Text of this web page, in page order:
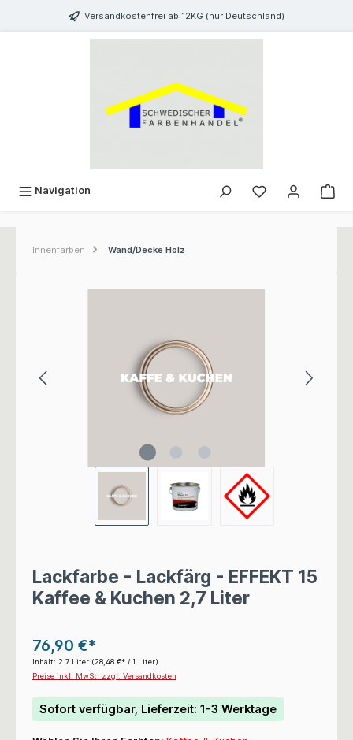
springen Versandkostenfrei ab 12KG (nur Deutschland)
Navigation
Innenfarben Wand/Decke Holz
Lackfarbe - Lackfärg - EFFEKT 15
Kaffee & Kuchen 2,7 Liter
76,90 €*
Inhalt: 2.7 Liter (28,48 €* / 1 Liter)
Preise inkl. MwSt. zzgl. Versandkosten
Sofort verfügbar, Lieferzeit: 1-3 Werktage